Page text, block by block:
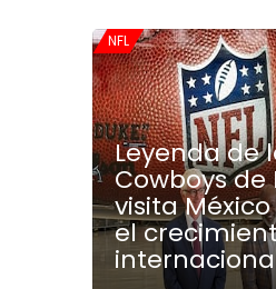
NFL
Leyenda de
Cowboys de
visita
el